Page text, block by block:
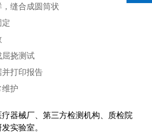
缝合成圆筒状
挠测试
打印报告
护
器械厂、第三方检测机构、质检院
实验室。